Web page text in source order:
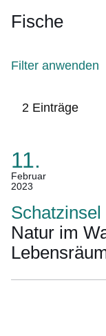
Fische
Filter anwenden
2 Einträge
:2
Ergebnisse:
11.
Februar
2023
(Termin:
11.
Februar
Natur im